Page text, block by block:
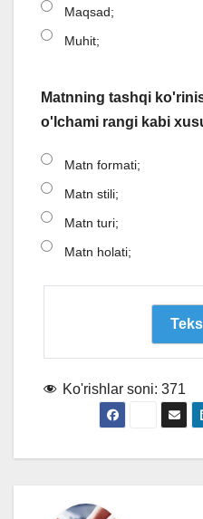
Maqsad;
Muhit;
Matnning tashqi
o'lchami rangi kabi
Matn formati;
Matn stili;
Matn turi;
Matn holati;
Ko'rishlar soni: 371